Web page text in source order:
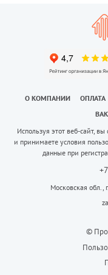
О КОМПАНИИ ОПЛАТА
Используя этот веб-сайт,
и принимаете условия
данные при
Московская обл.,
©